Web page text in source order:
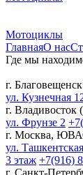
Мотоциклы
ГлавнаяО нас
Где мы
г. Благовещенск
ул. Кузнечная
г. Владивосток
ул. Фрунзе 2
г. Москва,
ул.
3 этаж +7(916)
г. Санкт-